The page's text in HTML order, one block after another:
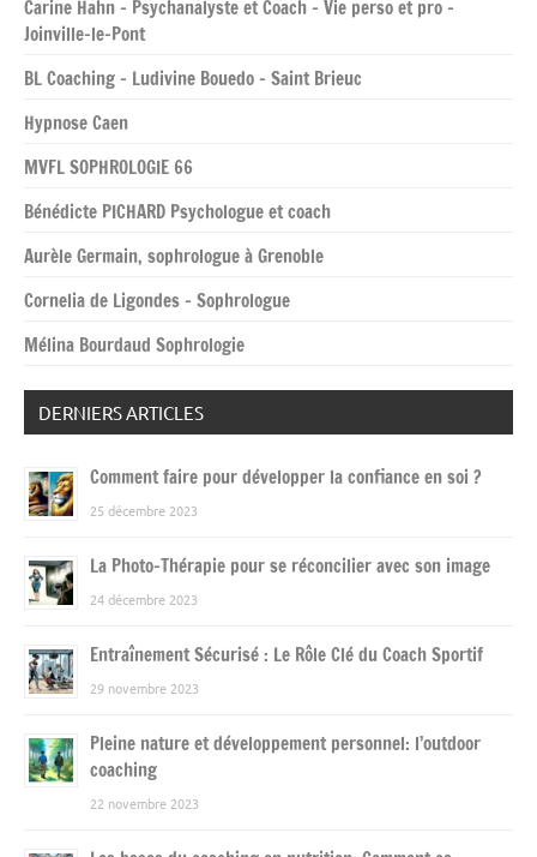
Carine Hahn – Psychanalyste et Coach – Vie perso et pro –
Joinville-le-Pont
BL Coaching – Ludivine Bouedo – Saint Brieuc
Hypnose Caen
MVFL SOPHROLOGIE 66
Bénédicte PICHARD Psychologue et coach
Aurèle Germain, sophrologue à Grenoble
Cornelia de Ligondes – Sophrologue
Mélina Bourdaud Sophrologie
DERNIERS ARTICLES
Comment faire pour développer la confiance en soi ?
25 décembre 2023
La Photo-Thérapie pour se réconcilier avec son image
24 décembre 2023
Entraînement Sécurisé : Le Rôle Clé du Coach Sportif
29 novembre 2023
Pleine nature et développement personnel: l’outdoor
coaching
22 novembre 2023